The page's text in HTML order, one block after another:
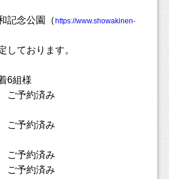
記念公園（https://www.showakinen-
しております。
6組様
予約済み
予約済み
予約済み
予約済み